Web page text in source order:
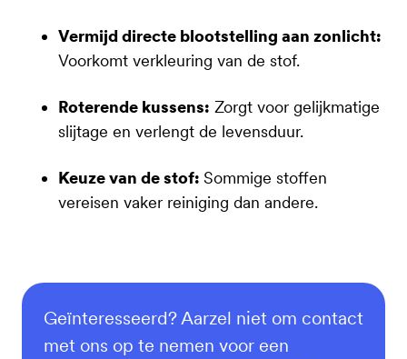
Vermijd directe blootstelling aan zonlicht:
Voorkomt verkleuring van de stof.
Roterende kussens: Zorgt voor gelijkmatige
slijtage en verlengt de levensduur.
Keuze van de stof: Sommige stoffen
vereisen vaker reiniging dan andere.
Geïnteresseerd? Aarzel niet om contact
met ons op te nemen voor een